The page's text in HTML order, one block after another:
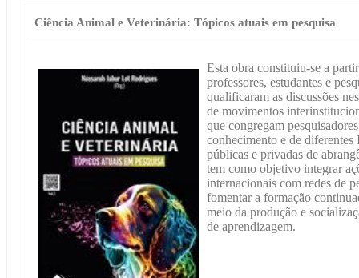
Ciência Animal e Veterinária: Tópicos atuais em pesquisa
Esta obra constituiu-se a
professores, estudantes e
qualificaram as discussões
de movimentos
que congregam
conhecimento e de
públicas e privadas de
tem como objetivo integrar
internacionais com redes de
fomentar a formação
meio da produção e
de aprendizagem.